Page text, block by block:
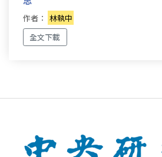
作者： 林執中
全文下載